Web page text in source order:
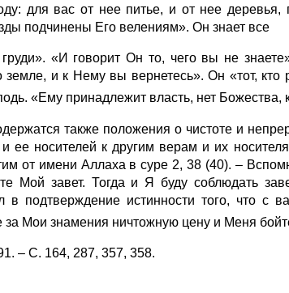
для вас от нее питье, и от нее
подчинены Его велениям». Он знает все
«И говорит Он то, чего вы не
земле, и к Нему вы вернетесь». Он «тот,
«Ему принадлежит власть, нет Божества,
также положения о чистоте и
ее носителей к другим верам и их
от имени Аллаха в суре 2, 38 (40). –
Мой завет. Тогда и Я буду соблюдать
в подтверждение истинности того, что
за Мои знамения ничтожную цену и Меня
– С. 164, 287, 357, 358.